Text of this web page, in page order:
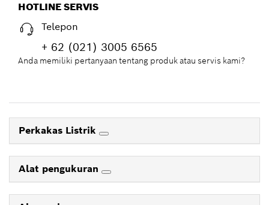
HOTLINE SERVIS
Telepon
+ 62 (021) 3005 6565
Anda memiliki pertanyaan tentang produk atau servis kami?
Perkakas Listrik
Alat pengukuran